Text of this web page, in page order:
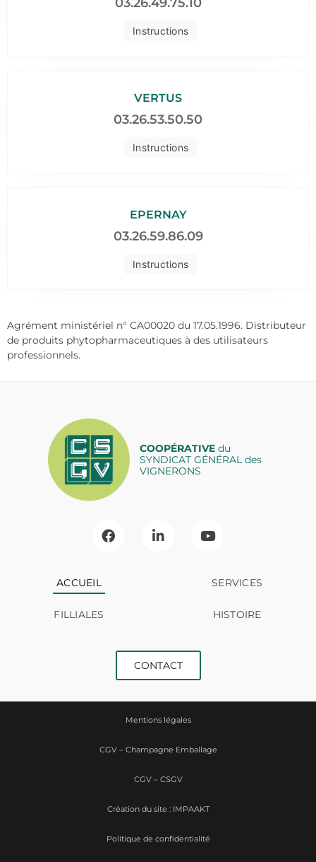
Instructions
Instructions
VERTUS
03.26.53.50.50
Instructions
EPERNAY
03.26.59.86.09
Agrément ministériel n° CA00020 du 17.05.1996. Distributeur
de produits phytopharmaceutiques à des utilisateurs
professionnels.
COOPÉRATIVEdu
SYNDICAT GÉNÉRAL des
VIGNERONS
ACCUEIL SERVICES
FILLIALES HISTOIRE
CONTACT
Mentions légales
CGV – Champagne Emballage
CGV – CSGV
Politique de confidentialité
Création du site : IMPAAKT